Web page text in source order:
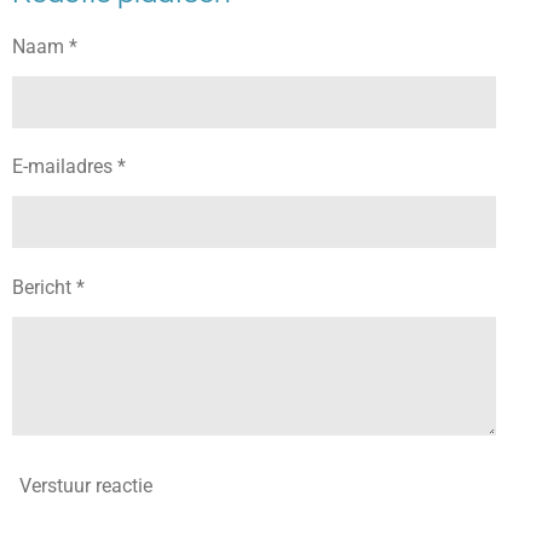
e
Naam *
E-mailadres *
Bericht *
Verstuur reactie